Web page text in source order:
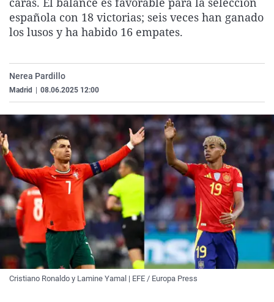
La rosa de los vientos
Gente viajera
Caso
Retornados
Extremadura
Galicia
Virales
Televisión
española con 18 victorias; seis veces han ganado
los lusos y ha habido 16 empates.
Nerea Pardillo
Madrid 08.06.2025 12:00
Cristiano Ronaldo y Lamine Yamal | EFE / Europa Press